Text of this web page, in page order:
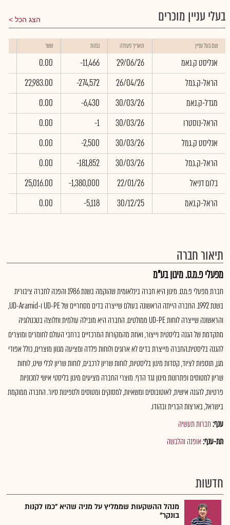
בעלי עניין מוכרים הצג הכל
שם בעל עניין תאריך פעולה כמות שער
אנליסט ק.נאמ 29/06/26
-11,466
0.00
הראל-ק.גמל
26/04/26
-274,572
22,983.00
מגדל-ק.נאמ
30/03/26
-6,430
0.00
הראל-נוסטרו
30/03/26
-1
0.00
אנליסט ק.גמל
30/03/26
-2,500
0.00
הראל-ק.גמל
30/03/26
-181,852
0.00
בלום דניאל
22/01/26
-1,380,000
25,016.00
הראל-ק.נאמ
30/12/25
-5,118
0.00
תיאור חברה
מפעלי פ.מ.ס. מיגון בע"מ
חברת מפעלי פ.מ.ס. מיגון היא חברה בינלאומית שהוקמה בשנת 1986 והפכה לחברה ציבורית
בשנת 1992. החברה הייתה הראשונה בעולם שייצרה בדים מסחריים של UD-PE ו-UD-Aramid,
והראשונה שייצרה לוחות UD-PE ממולטים. החברה היא מובילה עולמית וחלוצה בטכנולוגיה
מתקדמת של הגנה בליסטית וייצור, ואחת מהמקורות המרכזיים ברחבי העולם לחומרים ומוצרים
להגנה בליסטית.החברה מייצרת בדים לא ארוגים ולוחות פלדה ומציעה מגוון מוצרים, כולל אפודי
מגן, תוספות לציוד, קסדות מיגון בליסטיות, לוחות שריון לרכבים, לוחות שריון לכלי שיט, לוחות
שריון למטוסים ופתרונות מיגון נגד הדף. מוצרי החברה מציעים מיגון בליסטי אישי למכוניות
פרטיות, להגנה אישית, לאוטובוסים ומשאיות, למסוקים ומטוסים ולספינות סיור. החברה ממוקמת
בישראל, בארצות הברית ובהודו.
ענף:חברות תעשיה
תת-ענף:אופנה והלבשה
חדשות
מנהל ההשקעות שממליץ על מניה שהיא "כמו לקנות
בונקר"